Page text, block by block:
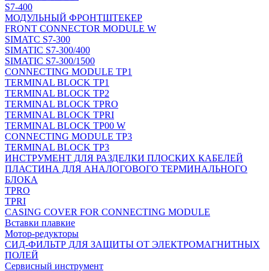
S7-400
МОДУЛЬНЫЙ ФРОНТШТЕКЕР
FRONT CONNECTOR MODULE W
SIMATC S7-300
SIMATIC S7-300/400
SIMATIC S7-300/1500
CONNECTING MODULE TP1
TERMINAL BLOCK TP1
TERMINAL BLOCK TP2
TERMINAL BLOCK TPRO
TERMINAL BLOCK TPRI
TERMINAL BLOCK TP00 W
CONNECTING MODULE TP3
TERMINAL BLOCK TP3
ИНСТРУМЕНТ ДЛЯ РАЗДЕЛКИ ПЛОСКИХ КАБЕЛЕЙ
ПЛАСТИНА ДЛЯ АНАЛОГОВОГО ТЕРМИНАЛЬНОГО
БЛОКА
TPRO
TPRI
CASING COVER FOR CONNECTING MODULE
Вставки плавкие
Мотор-редукторы
СИД-ФИЛЬТР ДЛЯ ЗАЩИТЫ ОТ ЭЛЕКТРОМАГНИТНЫХ
ПОЛЕЙ
Сервисный инструмент